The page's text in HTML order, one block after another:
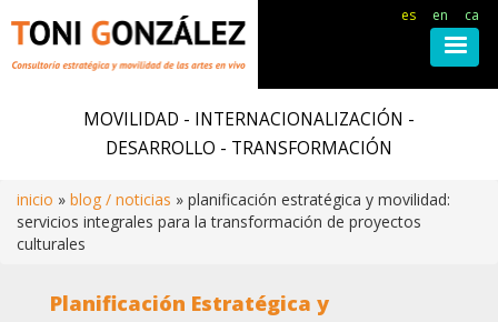
MOVILIDAD - INTERNACIONALIZACIÓN -
DESARROLLO - TRANSFORMACIÓN
Ruta
de
inicio blog / noticias
planificación estratégica y movilidad:
servicios integrales para la transformación de proyectos
culturales
es en ca
Planificación Estratégica y